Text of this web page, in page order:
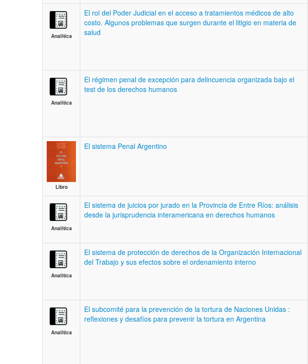
Analítica
El rol del Poder Judicial en el acceso a tratamientos médicos de alto
costo. Algunos problemas que surgen durante el litigio en materia de
salud
Analítica
El régimen penal de excepción para delincuencia organizada bajo el
test de los derechos humanos
Libro
El sistema Penal Argentino
Analítica
El sistema de juicios por jurado en la Provincia de Entre Ríos: análisis
desde la jurisprudencia interamericana en derechos humanos
Analítica
El sistema de protección de derechos de la Organización Internacional
del Trabajo y sus efectos sobre el ordenamiento interno
Analítica
El subcomité para la prevención de la tortura de Naciones Unidas :
reflexiones y desafíos para prevenir la tortura en Argentina